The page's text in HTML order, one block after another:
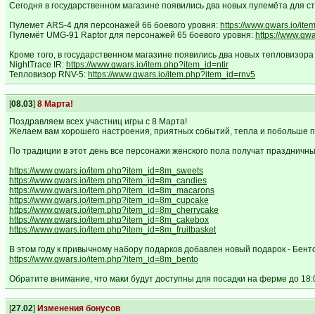
Сегодня в государственном магазине появились два новых пулемёта для
Пулемет ARS-4 для персонажей 66 боевого уровня: https://www.gwars.io/
Пулемёт UMG-91 Raptor для персонажей 65 боевого уровня: https://
Кроме того, в государственном магазине появились два новых
NightTrace IR: https://www.gwars.io/item.php?item_id=ntir
Тепловизор RNV-5: https://www.gwars.io/item.php?item_id=rnv5
[08.03] 8 Марта!
Поздравляем всех участниц игры с 8 Марта!
Желаем вам хорошего настроения, приятных событий, тепла и побольше
По традиции в этот день все персонажи женского пола получат
https://www.gwars.io/item.php?item_id=8m_sweets
https://www.gwars.io/item.php?item_id=8m_candies
https://www.gwars.io/item.php?item_id=8m_macarons
https://www.gwars.io/item.php?item_id=8m_cupcake
https://www.gwars.io/item.php?item_id=8m_cherrycake
https://www.gwars.io/item.php?item_id=8m_cakebox
https://www.gwars.io/item.php?item_id=8m_fruitbasket
В этом году к привычному набору подарков добавлен новый подарок -
https://www.gwars.io/item.php?item_id=8m_bento
Обратите внимание, что маки будут доступны для посадки на ферме до
[27.02] Изменения бонусов